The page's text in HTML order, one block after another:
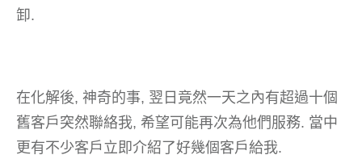
卸.
在化解後, 神奇的事, 翌日竟然一天之內有超過十個
舊客戶突然聯絡我, 希望可能再次為他們服務. 當中
更有不少客戶立即介紹了好幾個客戶給我.